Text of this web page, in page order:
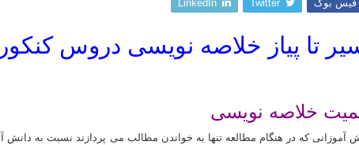
فیس بوک Twitter
LinkedIn
تا پیاز خلاصه نویسی دروس
خلاصه نویسی
آموزانی که در هنگام مطالعه تنها به خواندن مطالب می پردازند نسبت به دانش